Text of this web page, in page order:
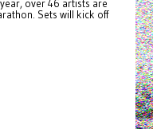
over 46 artists are
Sets will kick off